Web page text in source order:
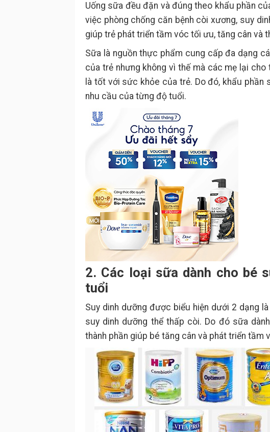
Uống sữa đều đặn và đúng theo khẩu phần
việc phòng chống căn bệnh còi xương, suy
giúp trẻ phát triển tầm vóc tối ưu, tăng cân và
Sữa là nguồn thực phẩm cung cấp đa dạng
của trẻ nhưng không vì thế mà các mẹ lại cho
là tốt với sức khỏe của trẻ. Do đó, khẩu
nhu cầu của từng độ tuổi.
2. Các loại sữa dành cho bé
tuổi
Suy dinh dưỡng được biểu hiện dưới 2 dạng
suy dinh dưỡng thể thấp còi. Do đó sữa
thành phần giúp bé tăng cân và phát triển tầm